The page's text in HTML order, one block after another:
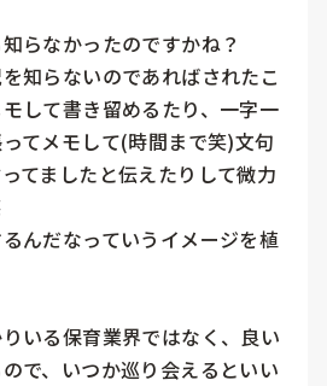
らなかったのですかね？
知らないのであればされたこ
して書き留めるたり、一字一
てメモして(時間まで笑)文句
てましたと伝えたりして微力
んだなっていうイメージを植
いる保育業界ではなく、良い
で、いつか巡り会えるといい